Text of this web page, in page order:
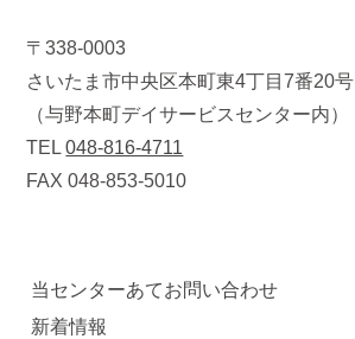
〒338-0003
さいたま市中央区本町東4丁目7番20号
（与野本町デイサービスセンター内）
TEL048-816-4711
FAX 048-853-5010
当センターあてお問い合わせ
新着情報